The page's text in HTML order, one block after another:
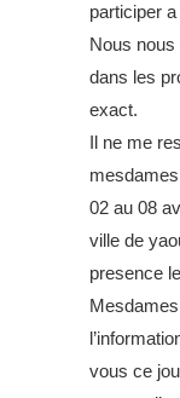
participer
Nous
dans les
exact.
Il ne me
02 au 08
ville de
presence
vous ce